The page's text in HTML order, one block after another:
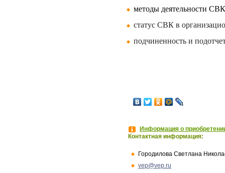
методы деятельности
статус СВК в
подчиненность и
Информация о
Контактная информация:
Городилова Светлана
vep@vep.ru